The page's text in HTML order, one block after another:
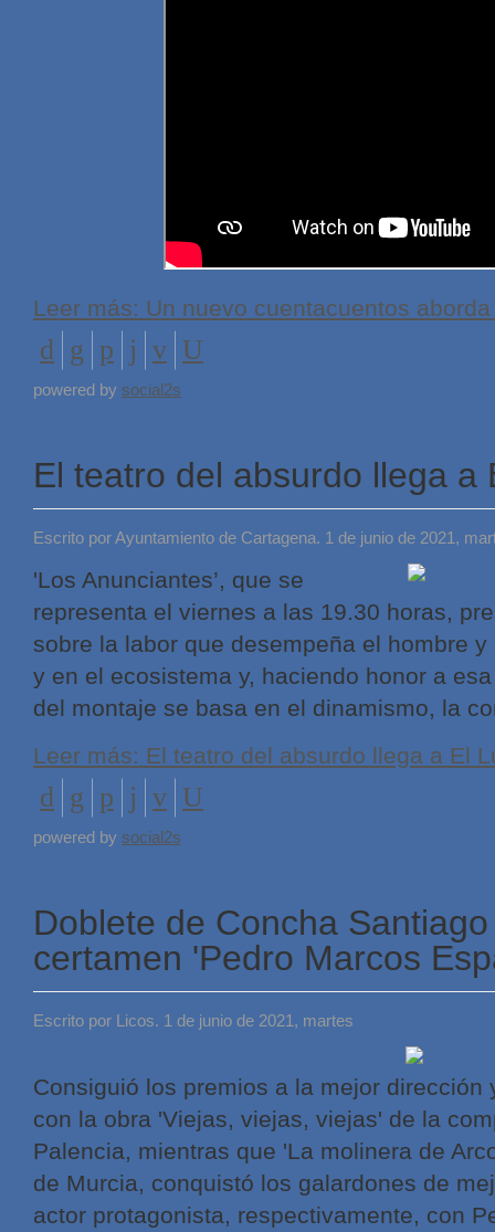
Leer más: Un nuevo cuentacuentos
powered by social2s
El teatro del absurdo llega a
Escrito por Ayuntamiento de Cartagena. 1 de junio de 2021,
'Los Anunciantes’, que se
representa el viernes a las 19.30 horas,
sobre la labor que desempeña el hombre
y en el ecosistema y, haciendo honor a
del montaje se basa en el dinamismo, la
Leer más: El teatro del absurdo llega a El
powered by social2s
Doblete de Concha
certamen 'Pedro Marcos
Escrito por Licos. 1 de junio de 2021, martes
Consiguió los premios a la mejor dirección
con la obra 'Viejas, viejas, viejas' de la
Palencia, mientras que 'La molinera de
de Murcia, conquistó los galardones de
actor protagonista, respectivamente, con